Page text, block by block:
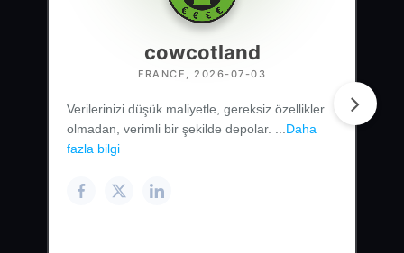
cowcotland
FRANCE, 2026-07-03
Verilerinizi düşük maliyetle, gereksiz özellikler
olmadan, verimli bir şekilde depolar. ... Daha
fazla bilgi